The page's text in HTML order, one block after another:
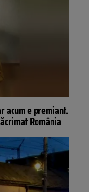
acum e premiant.
România